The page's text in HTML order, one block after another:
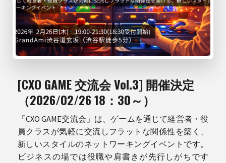
[CXO GAME 交流会 Vol.3] 開催決定
（2026/02/26 18：30～）
「CXO GAME交流会」は、ゲームを通じて経営者・役
員クラスが気軽に交流しフラットな関係性を築く、
新しいスタイルのネットワーキングイベントです。
ビジネスの場では役職や肩書きが先行しがちです